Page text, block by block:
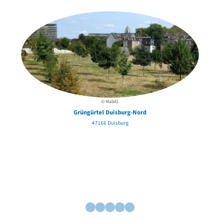
Harald Deilmann
Gottfried Böhm
Schneider von Esleben
Peter Behrens
Auszeichnung vorbildlicher Bauten NRW 2020
Big Beautiful Buildings (Großbauten der Nachkriegszeit)
© Mabit1
Grüngürtel Duisburg-Nord
47166 Duisburg